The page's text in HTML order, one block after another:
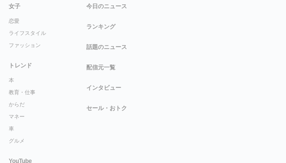
女子
恋愛
ライフスタイル
ファッション
トレンド
本
教育・仕事
からだ
マネー
車
グルメ
YouTube
今日のニュース
ランキング
話題のニュース
配信元一覧
インタビュー
セール・おトク